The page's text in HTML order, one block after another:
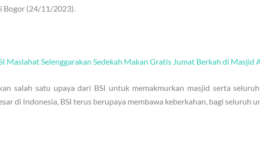
Bogor (24/11/2023).
Maslahat Selenggarakan Sedekah Makan Gratis Jumat Berkah di Masjid
salah satu upaya dari BSI untuk memakmurkan masjid serta
di Indonesia, BSI terus berupaya membawa keberkahan, bagi seluruh